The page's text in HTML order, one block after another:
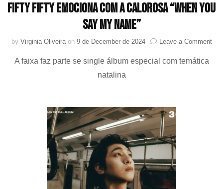
FIFTY FIFTY emociona com a calorosa “When You
Say My Name”
by Virginia Oliveira on 9 de December de 2024 Leave a Commenton
A faixa faz parte se single álbum especial com temática
natalina